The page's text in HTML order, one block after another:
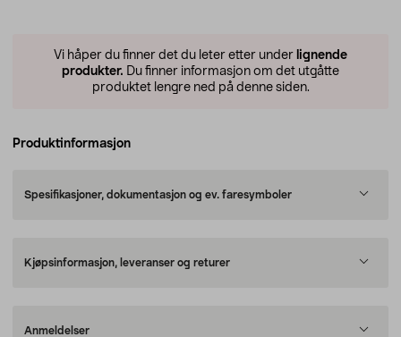
Vi håper du finner det du leter etter under lignende
produkter. Du finner informasjon om det utgåtte
produktet lengre ned på denne siden.
Produktinformasjon
Spesifikasjoner, dokumentasjon og ev. faresymboler
Kjøpsinformasjon, leveranser og returer
Anmeldelser